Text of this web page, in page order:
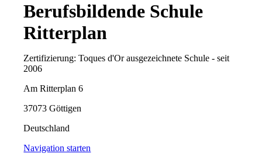
Berufsbildende Schule
Ritterplan
Zertifizierung: Toques d'Or ausgezeichnete Schule - seit
2006
Am Ritterplan 6
37073 Göttigen
Deutschland
Navigation starten